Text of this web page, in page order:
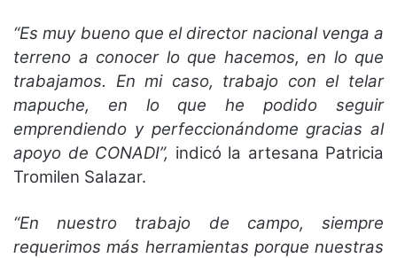
“Es muy bueno que el director nacional venga a
terreno a conocer lo que hacemos, en lo que
trabajamos. En mi caso, trabajo con el telar
mapuche, en lo que he podido seguir
emprendiendo y perfeccionándome gracias al
apoyo de CONADI”, indicó la artesana Patricia
Tromilen Salazar.
“En nuestro trabajo de campo, siempre
requerimos más herramientas porque nuestras